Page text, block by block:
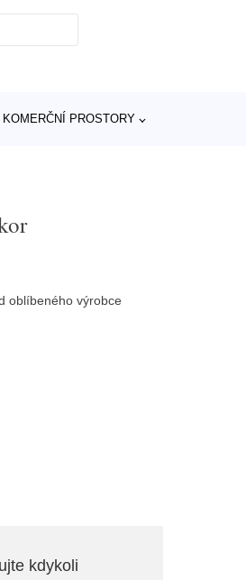
KOMERČNÍ PROSTORY
oblíbeného výrobce
kdykoli